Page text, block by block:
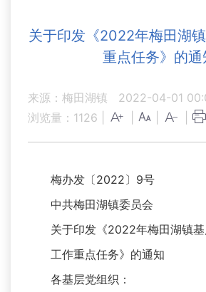
关于印发《2022年梅田湖
重点任务》的通
来源：梅田湖镇
2022-04-01
浏览量： 1126
梅办发〔2022〕9号
中共梅田湖镇委员会
关于印发《2022年梅田湖镇
工作重点任务》的通知
各基层党组织：